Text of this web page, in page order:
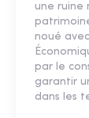
une ruine
noué
par le
garantir
dans les